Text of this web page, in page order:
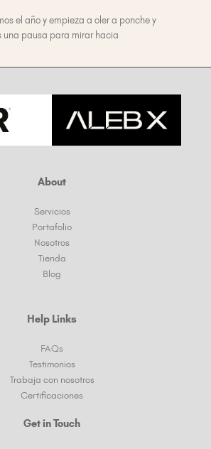
el año y empieza a oler a ponche y
una pausa para mirar hacia
About
Servicios
Portafolio
Nosotros
Tienda
Blog
Help Links
FAQs
Testimonios
Trabaja con nosotros
Certificaciones
Get in Touch